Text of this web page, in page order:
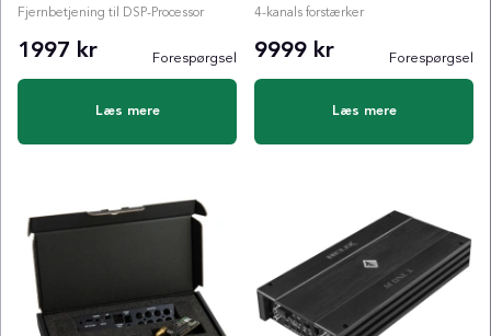
Fjernbetjening til DSP-Processor
1997 kr Forespørgsel
Læs mere
4-kanals forstærker
9999 kr Forespørgsel
Læs mere